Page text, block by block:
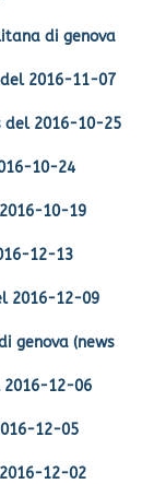
di genova
2016-11-07
2016-10-25
10-24
10-19
12-13
2016-12-09
genova (news
12-06
12-05
12-02